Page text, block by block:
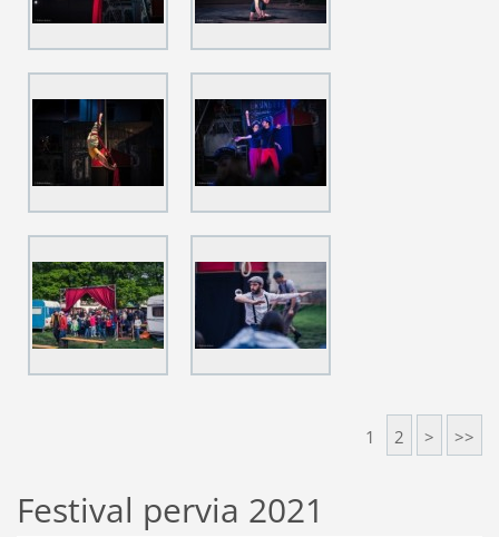
1 2 > >>
Festival pervia 2021